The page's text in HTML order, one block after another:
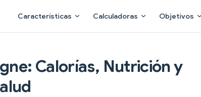
Características Calculadoras Objetivos
Calorías, Nutrición y